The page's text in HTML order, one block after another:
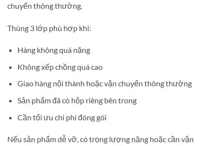
chuyển thông thường.
Thùng 3 lớp phù hợp khi:
Hàng không quá nặng
Không xếp chồng quá cao
Giao hàng nội thành hoặc vận chuyển thông thường
Sản phẩm đã có hộp riêng bên trong
Cần tối ưu chi phí đóng gói
Nếu sản phẩm dễ vỡ, có trọng lượng nặng hoặc cần vận